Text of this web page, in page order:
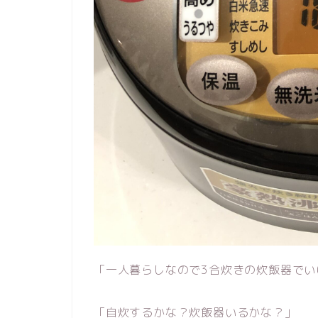
「一人暮らしなので3合炊きの炊飯器で
「自炊するかな？炊飯器いるかな？」